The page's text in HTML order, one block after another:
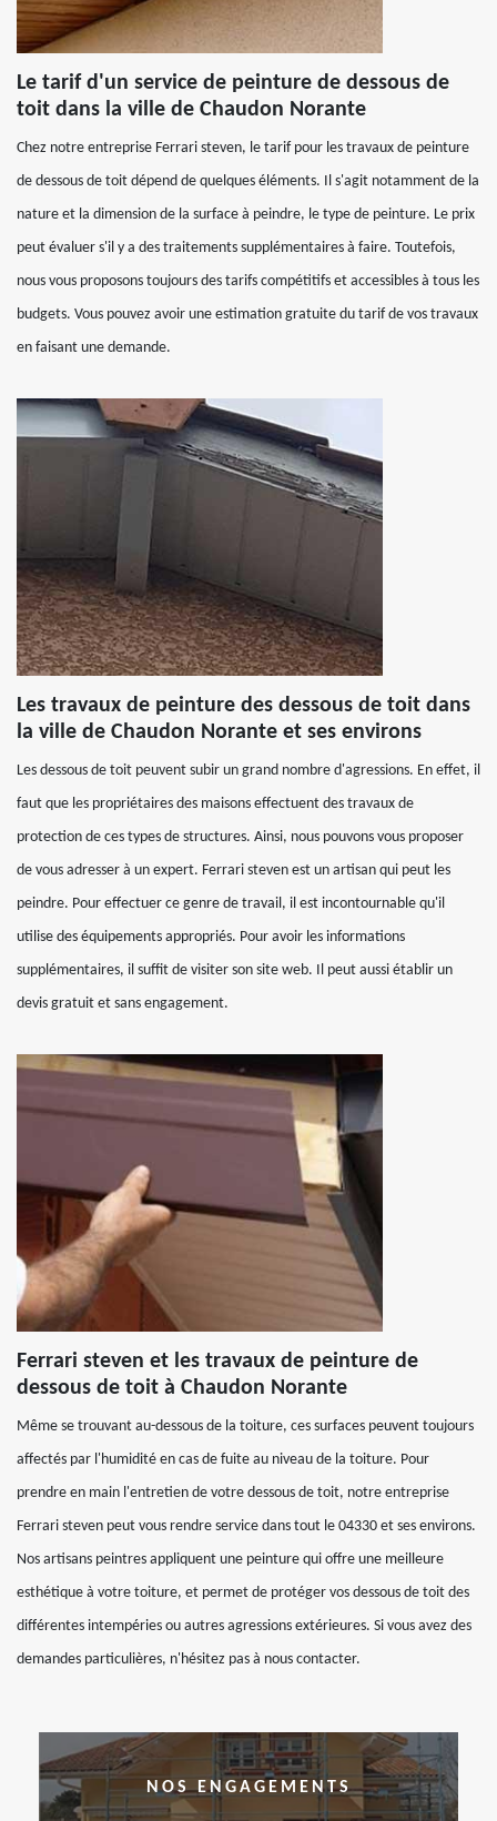
Le tarif d'un service de peinture de dessous de
toit dans la ville de Chaudon Norante
Chez notre entreprise Ferrari steven, le tarif pour les travaux de peinture
de dessous de toit dépend de quelques éléments. Il s'agit notamment de la
nature et la dimension de la surface à peindre, le type de peinture. Le prix
peut évaluer s'il y a des traitements supplémentaires à faire. Toutefois,
nous vous proposons toujours des tarifs compétitifs et accessibles à tous les
budgets. Vous pouvez avoir une estimation gratuite du tarif de vos travaux
en faisant une demande.
Les travaux de peinture des dessous de toit dans
la ville de Chaudon Norante et ses environs
Les dessous de toit peuvent subir un grand nombre d'agressions. En effet, il
faut que les propriétaires des maisons effectuent des travaux de
protection de ces types de structures. Ainsi, nous pouvons vous proposer
de vous adresser à un expert. Ferrari steven est un artisan qui peut les
peindre. Pour effectuer ce genre de travail, il est incontournable qu'il
utilise des équipements appropriés. Pour avoir les informations
supplémentaires, il suffit de visiter son site web. Il peut aussi établir un
devis gratuit et sans engagement.
Ferrari steven et les travaux de peinture de
dessous de toit à Chaudon Norante
Même se trouvant au-dessous de la toiture, ces surfaces peuvent toujours
affectés par l'humidité en cas de fuite au niveau de la toiture. Pour
prendre en main l'entretien de votre dessous de toit, notre entreprise
Ferrari steven peut vous rendre service dans tout le 04330 et ses environs.
Nos artisans peintres appliquent une peinture qui offre une meilleure
esthétique à votre toiture, et permet de protéger vos dessous de toit des
différentes intempéries ou autres agressions extérieures. Si vous avez des
demandes particulières, n'hésitez pas à nous contacter.
NOS ENGAGEMENTS